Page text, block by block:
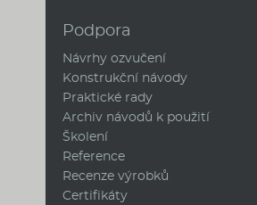
Podpora
Návrhy ozvučení
Konstrukční návody
Praktické rady
Archiv návodů k použití
Školení
Reference
Recenze výrobků
Certifikáty